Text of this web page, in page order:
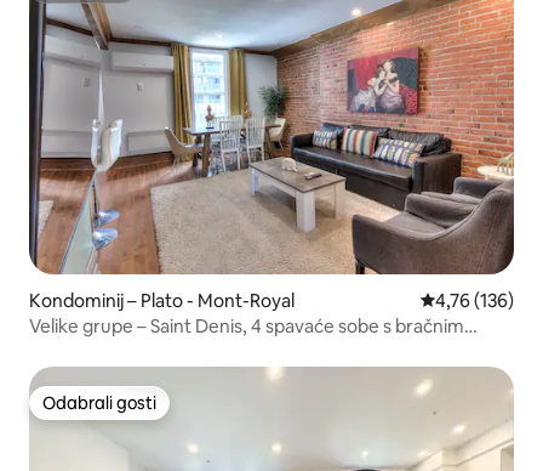
Kondominij – Plato - Mont-Royal Prosječna
4,76 (136)
Velike grupe – Saint Denis, 4 spavaće sobe s bračnim
Odabrali gosti
Odabrali gosti